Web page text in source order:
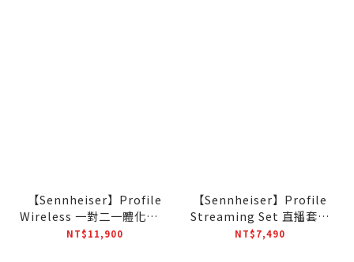
【Sennheiser】Profile
Wireless 一對二一體化麥克
風系統
NT$11,900
【Sennheiser】Profile
Streaming Set 直播套裝
組
NT$7,490